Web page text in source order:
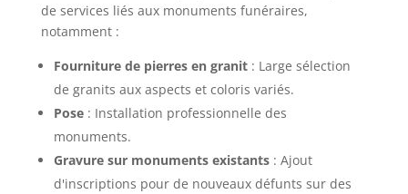
de services liés aux monuments funéraires,
notamment :
Fourniture de pierres en granit: Large sélection
de granits aux aspects et coloris variés.
Pose: Installation professionnelle des
monuments.
Gravure sur monuments existants: Ajout
d'inscriptions pour de nouveaux défunts sur des